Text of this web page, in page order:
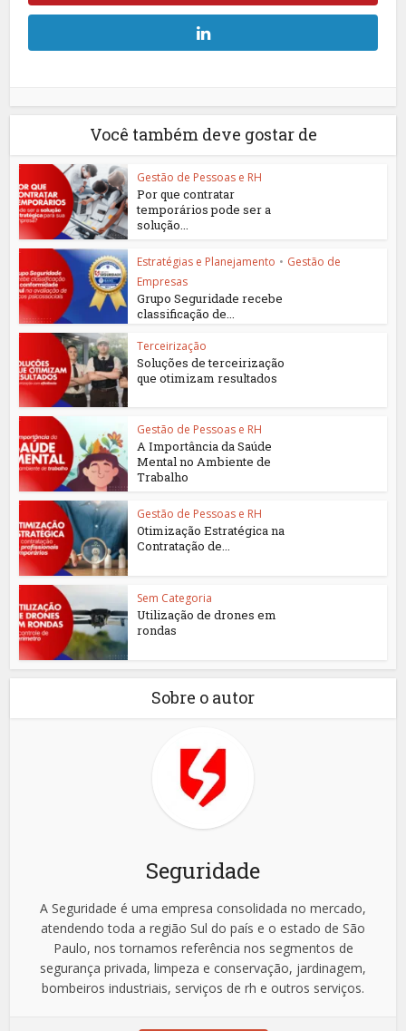
Você também deve gostar de
Gestão de Pessoas e RH
Por que contratar
temporários pode ser a
solução...
Estratégias e Planejamento • Gestão de
Empresas
Grupo Seguridade recebe
classificação de...
Terceirização
Soluções de terceirização
que otimizam resultados
Gestão de Pessoas e RH
A Importância da Saúde
Mental no Ambiente de
Trabalho
Gestão de Pessoas e RH
Otimização Estratégica na
Contratação de...
Sem Categoria
Utilização de drones em
rondas
Sobre o autor
Seguridade
A Seguridade é uma empresa consolidada no mercado,
atendendo toda a região Sul do país e o estado de São
Paulo, nos tornamos referência nos segmentos de
segurança privada, limpeza e conservação, jardinagem,
bombeiros industriais, serviços de rh e outros serviços.